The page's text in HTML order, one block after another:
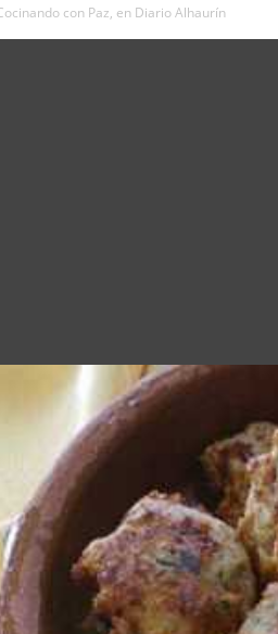
con Paz, en Diario Alhaurín